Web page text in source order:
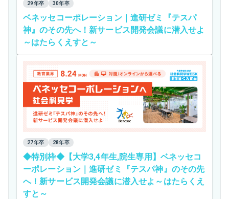
29年卒 30年卒
ベネッセコーポレーション｜進研ゼミ『テスパ
神』のその先へ！新サービス開発会議に潜入せよ
～はたらくえすと～
27年卒 28年卒
◆特別枠◆【大学3,4年生,院生専用】ベネッセコ
ーポレーション｜進研ゼミ『テスパ神』のその先
へ！新サービス開発会議に潜入せよ～はたらくえ
すと～